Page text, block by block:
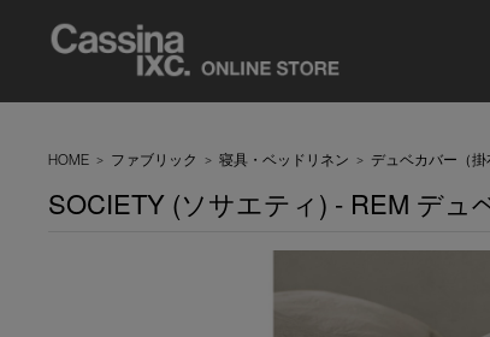
HOME > ファブリック > 寝具・ベッドリネン > デュベカバー（掛
SOCIETY (ソサエティ) - REM デュ